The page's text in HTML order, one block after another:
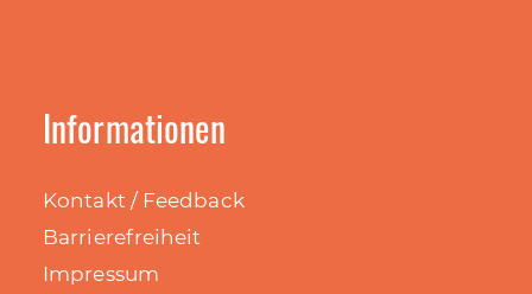
Informationen
Kontakt / Feedback
Barrierefreiheit
Impressum